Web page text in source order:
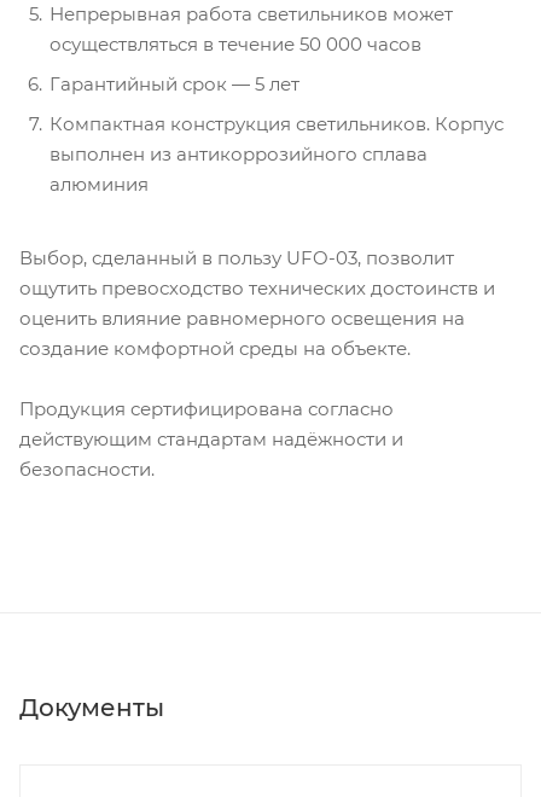
Непрерывная работа светильников может
осуществляться в течение 50 000 часов
Гарантийный срок — 5 лет
Компактная конструкция светильников. Корпус
выполнен из антикоррозийного сплава
алюминия
Выбор, сделанный в пользу UFO-03, позволит
ощутить превосходство технических достоинств и
оценить влияние равномерного освещения на
создание комфортной среды на объекте.
Продукция сертифицирована согласно
действующим стандартам надёжности и
безопасности.
Документы